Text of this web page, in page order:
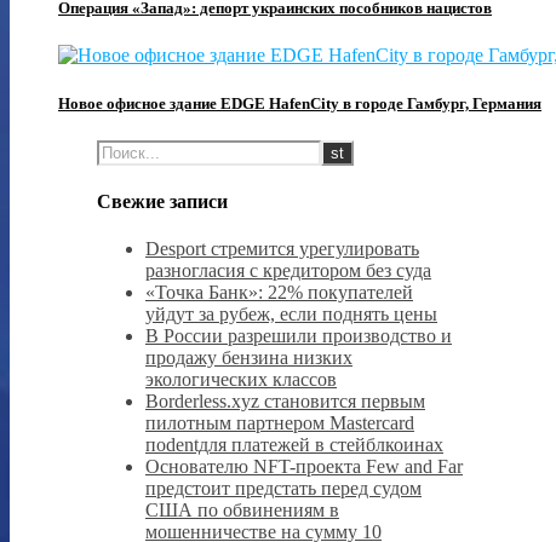
Операция «Запад»: депорт украинских пособников нацистов
Новое офисное здание EDGE HafenCity в городе Гамбург, Германия
Свежие записи
Desport стремится урегулировать
разногласия с кредитором без суда
«Точка Банк»: 22% покупателей
уйдут за рубеж, если поднять цены
В России разрешили производство и
продажу бензина низких
экологических классов
Borderless.xyz становится первым
пилотным партнером Mastercard
поdentдля платежей в стейблкоинах
Основателю NFT-проекта Few and Far
предстоит предстать перед судом
США по обвинениям в
мошенничестве на сумму 10